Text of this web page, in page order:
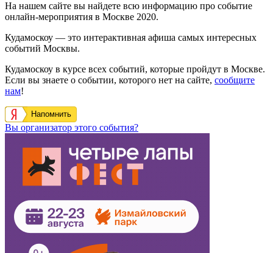
На нашем сайте вы найдете всю информацию про событие
онлайн-мероприятия в Москве 2020.
Кудамоскоу — это интерактивная афиша самых интересных
событий Москвы.
Кудамоскоу в курсе всех событий, которые пройдут в Москве.
Если вы знаете о событии, которого нет на сайте, сообщите
нам!
Напомнить
Вы организатор этого события?